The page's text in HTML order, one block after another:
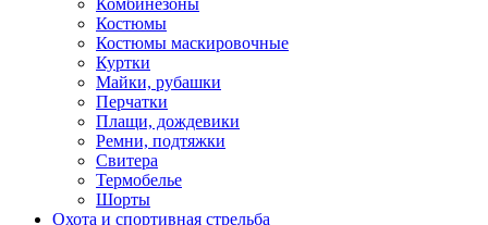
Комбинезоны
Костюмы
Костюмы маскировочные
Куртки
Майки, рубашки
Перчатки
Плащи, дождевики
Ремни, подтяжки
Свитера
Термобелье
Шорты
Охота и спортивная стрельба